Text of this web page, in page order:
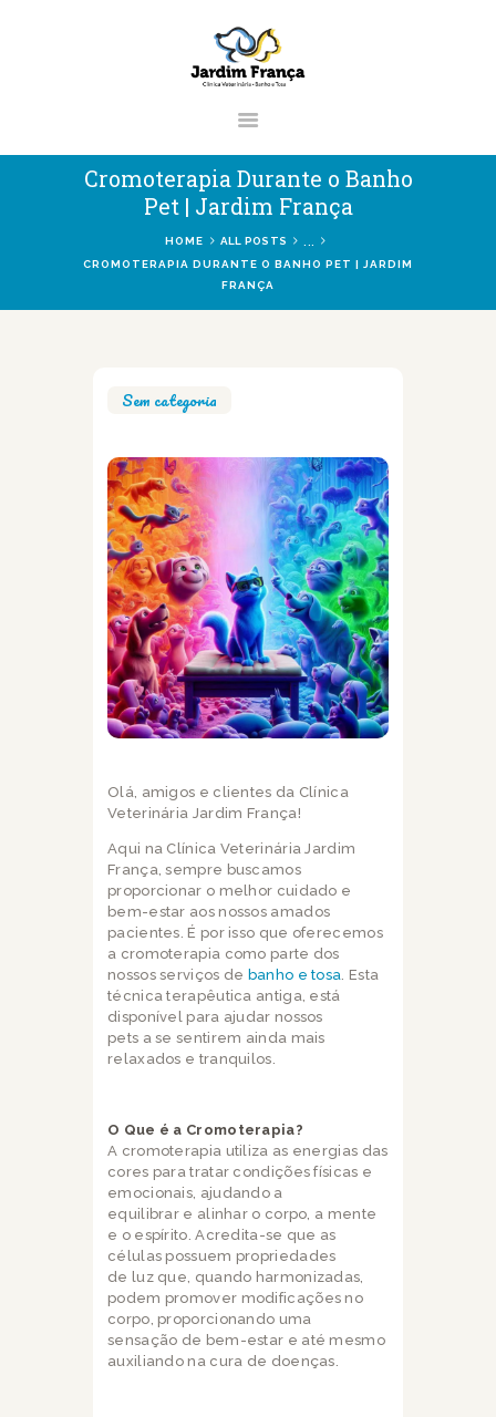
Cromoterapia Durante o Banho
Pet | Jardim França
HOME ALL POSTS
CROMOTERAPIA DURANTE O BANHO PET | JARDIM
FRANÇA
CLÍNICA VETERINÁRIA JARDIM
FRANÇA | ZONA NORTE DE SÃO
PAULO
São Paulo
SERVIÇOS
Sem categoria
Olá, amigos e clientes da Clínica
Veterinária Jardim França!
Aqui na Clínica Veterinária Jardim
França, sempre buscamos
proporcionar o melhor cuidado e
bem-estar aos nossos amados
pacientes. É por isso que oferecemos
a cromoterapia como parte dos
nossos serviços de banho e tosa . Esta
técnica terapêutica antiga, está
disponível para ajudar nossos
pets a se sentirem ainda mais
relaxados e tranquilos.
O Que é a Cromoterapia?
A cromoterapia utiliza as energias das
cores para tratar condições físicas e
emocionais, ajudando a
equilibrar e alinhar o corpo, a mente
e o espírito. Acredita-se que as
células possuem propriedades
de luz que, quando harmonizadas,
podem promover modificações no
corpo, proporcionando uma
sensação de bem-estar e até mesmo
auxiliando na cura de doenças.